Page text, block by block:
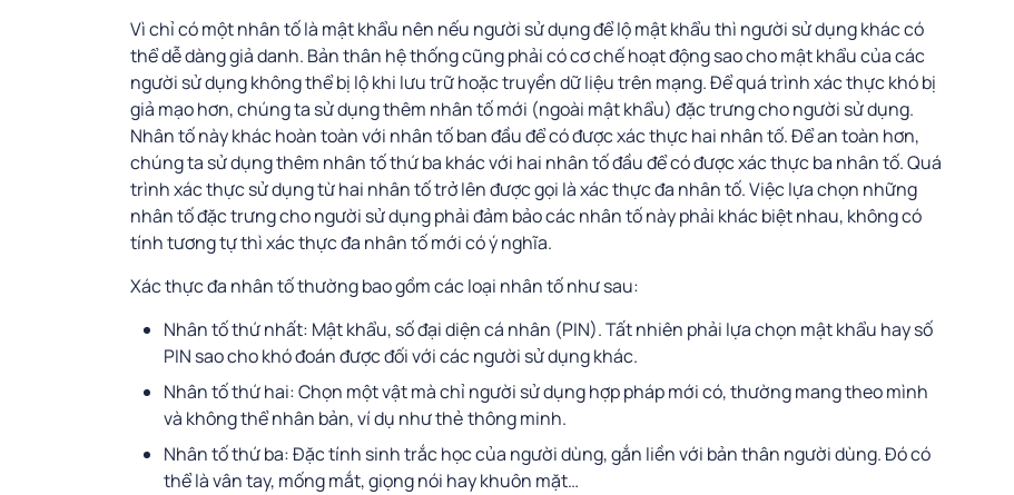
Vì chỉ có một nhân tố là mật khẩu nên nếu người sử dụng để lộ mật khẩu thì người sử dụng khác có
thể dễ dàng giả danh. Bản thân hệ thống cũng phải có cơ chế hoạt động sao cho mật khẩu của các
người sử dụng không thể bị lộ khi lưu trữ hoặc truyền dữ liệu trên mạng. Để quá trình xác thực khó bị
giả mạo hơn, chúng ta sử dụng thêm nhân tố mới (ngoài mật khẩu) đặc trưng cho người sử dụng.
Nhân tố này khác hoàn toàn với nhân tố ban đầu để có được xác thực hai nhân tố. Để an toàn hơn,
chúng ta sử dụng thêm nhân tố thứ ba khác với hai nhân tố đầu để có được xác thực ba nhân tố. Quá
trình xác thực sử dụng từ hai nhân tố trở lên được gọi là xác thực đa nhân tố. Việc lựa chọn những
nhân tố đặc trưng cho người sử dụng phải đảm bảo các nhân tố này phải khác biệt nhau, không có
tính tương tự thì xác thực đa nhân tố mới có ý nghĩa.
Xác thực đa nhân tố thường bao gồm các loại nhân tố như sau:
Nhân tố thứ nhất: Mật khẩu, số đại diện cá nhân (PIN). Tất nhiên phải lựa chọn mật khẩu hay số
PIN sao cho khó đoán được đối với các người sử dụng khác.
Nhân tố thứ hai: Chọn một vật mà chỉ người sử dụng hợp pháp mới có, thường mang theo mình
và không thể nhân bản, ví dụ như thẻ thông minh.
Nhân tố thứ ba: Đặc tính sinh trắc học của người dùng, gắn liền với bản thân người dùng. Đó có
thể là vân tay, mống mắt, giọng nói hay khuôn mặt…